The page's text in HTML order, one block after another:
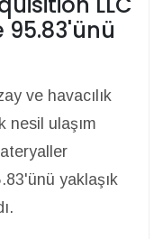
95.83'ünü
ve havacılık
nesil ulaşım
yaklaşık